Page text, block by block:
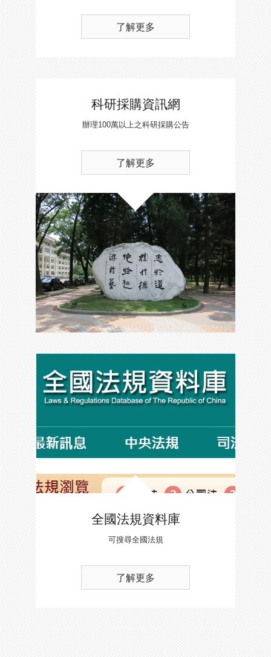
了解更多
科研採購資訊網
辦理100萬以上之科研採購公告
了解更多
全國法規資料庫
可搜尋全國法規
了解更多